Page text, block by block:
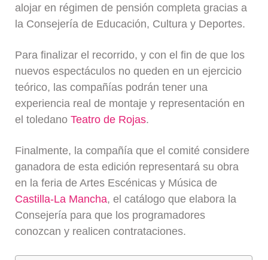
alojar en régimen de pensión completa gracias a
la Consejería de Educación, Cultura y Deportes.
Para finalizar el recorrido, y con el fin de que los
nuevos espectáculos no queden en un ejercicio
teórico, las compañías podrán tener una
experiencia real de montaje y representación en
el toledanoTeatro de Rojas.
Finalmente, la compañía que el comité considere
ganadora de esta edición representará su obra
en la feria de Artes Escénicas y Música de
Castilla-La Mancha, el catálogo que elabora la
Consejería para que los programadores
conozcan y realicen contrataciones.